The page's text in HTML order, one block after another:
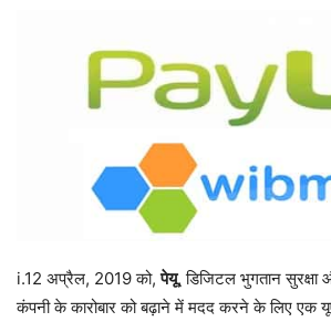
i.12 अप्रैल, 2019 को,पेयू, डिजिटल भुगतान सुरक्षा
कंपनी के कारोबार को बढ़ाने में मदद करने के लिए एक